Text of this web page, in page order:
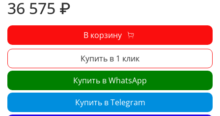
36 575 ₽
В корзину
Купить в 1 клик
Купить в WhatsApp
Купить в Telegram